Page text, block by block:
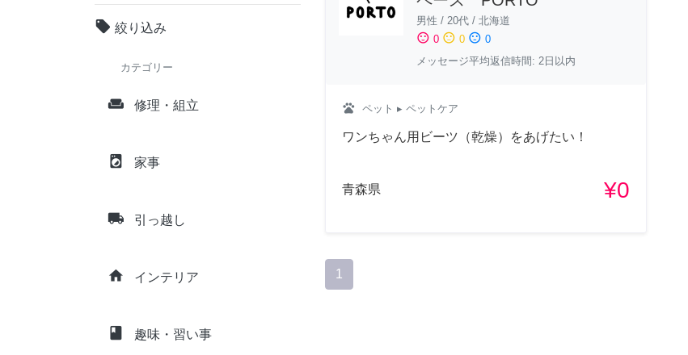
local_offer 絞り込み
カテゴリー
weekend 修理・組立
local_laundry_service 家事
local_shipping 引っ越し
home インテリア
class 趣味・習い事
男性 / 20代 / 北海道
sentiment_satisfied 0 sentiment_neutral 0 sentiment_dissatisfied 0
メッセージ平均返信時間: 2日以内
pets ペット ▸ ペットケア
ワンちゃん用ビーツ（乾燥）をあげたい！
青森県 ¥0
1